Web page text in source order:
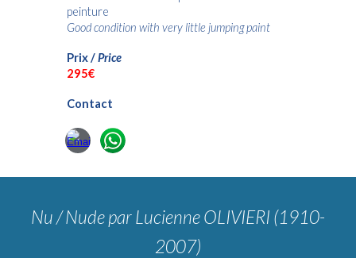
peinture
Good condition with very little jumping paint
Prix /Price
295€
Contact
Nu / Nudepar Lucienne OLIVIERI (1910-
2007)